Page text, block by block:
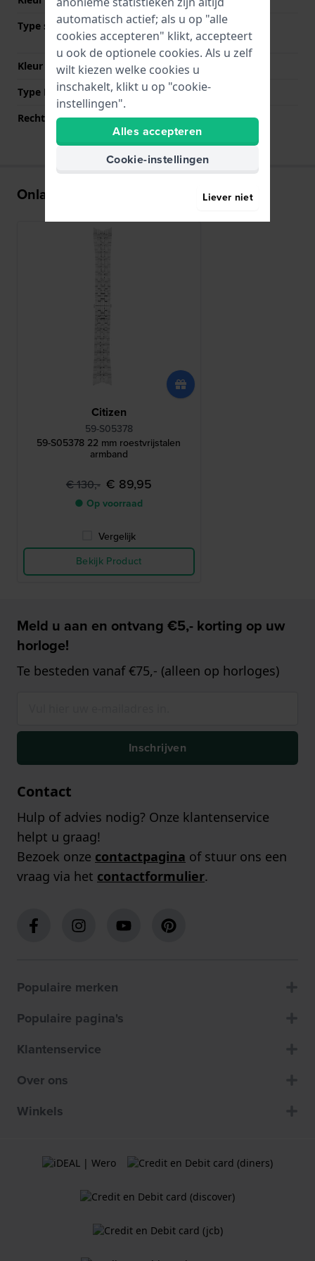
Type sluiting
Vlindersluiting met
drukknoppen
Kleur sluiting
Zilver
Type Bevestiging
Bandpennen
Rechte aanzet
Nee
Onlangs bekeken
Citizen
59-S05378
59-S05378 22 mm roestvrijstalen
armband
€ 130,- € 89,95
● Op voorraad
Vergelijk
Bekijk Product
Meld u aan en ontvang €5,- korting op uw
horloge!
Te besteden vanaf €75,- (alleen op horloges)
Inschrijven
Contact
Hulp of advies nodig? Onze klantenservice
helpt u graag!
Bezoek onze contactpagina of stuur ons een
vraag via het contactformulier.
Populaire merken
Populaire pagina's
Klantenservice
Over ons
Winkels
automatisch actief; als u op "alle
cookies accepteren" klikt, accepteert
u ook de optionele cookies. Als u zelf
wilt kiezen welke cookies u
inschakelt, klikt u op "cookie-
instellingen".
Alles accepteren
Cookie-instellingen
Liever niet